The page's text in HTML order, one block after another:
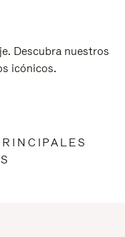
Descubra nuestros
icónicos.